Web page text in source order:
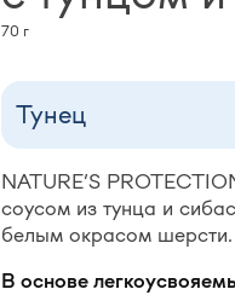
70 г
Тунец
NATURE’S
соусом из тунца и
белым окрасом шерсти.
В основелегкоусвоя